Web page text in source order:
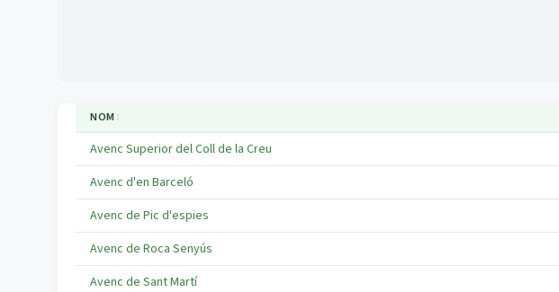
NOM ↕
Avenc Superior del Coll de la Creu
Avenc d'en Barceló
Avenc de Pic d'espies
Avenc de Roca Senyús
Avenc de Sant Martí